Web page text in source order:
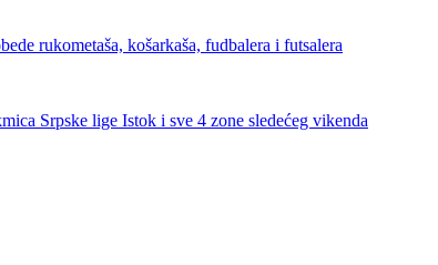
rukometaša, košarkaša, fudbalera i futsalera
Srpske lige Istok i sve 4 zone sledećeg vikenda